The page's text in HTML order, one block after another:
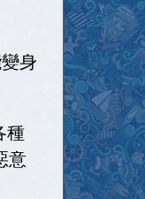
身
種
意